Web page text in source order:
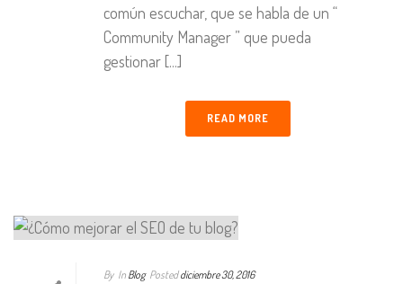
común escuchar, que se habla de un “
Community Manager ” que pueda
gestionar [...]
READ MORE
By In Blog Posted diciembre 30, 2016